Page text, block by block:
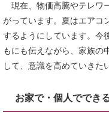
現在、物価高騰やテレワ
がっています。夏はエアコ
するようにしています。今
もにも伝えながら、家族の
して、意識を高めていきた
お家で・個人ででき